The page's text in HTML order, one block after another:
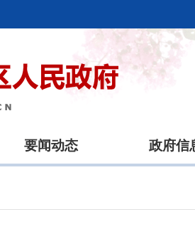
要闻动态 政府信